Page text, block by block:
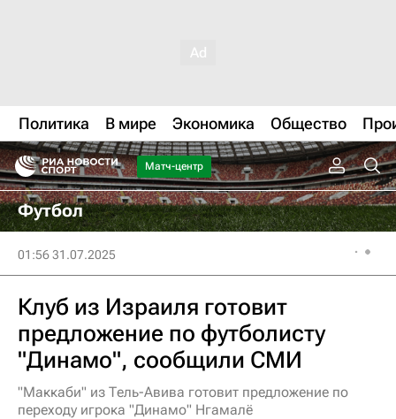
Политика В мире Экономика Общество
Матч-центр
Футбол
01:56 31.07.2025
Клуб из Израиля готовит
предложение по футболисту
"Динамо", сообщили СМИ
"Маккаби" из Тель-Авива готовит предложение по
переходу игрока "Динамо" Нгамалё